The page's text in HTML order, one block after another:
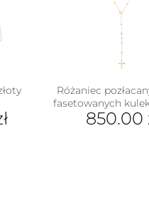
Różaniec
fasetowanych
850.00